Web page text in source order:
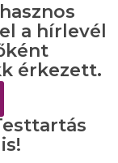
a hírlevél
érkezett.